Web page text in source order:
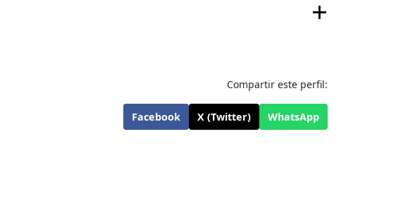
Compartir este perfil:
Facebook X (Twitter) WhatsApp